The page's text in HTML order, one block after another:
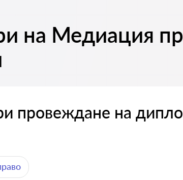
на Медиация
провеждане на